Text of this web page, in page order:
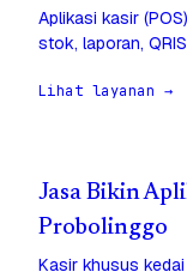
Aplikasi kasir
stok, laporan,
Lihat layanan →
Jasa Bikin
Probolinggo
Kasir khusus